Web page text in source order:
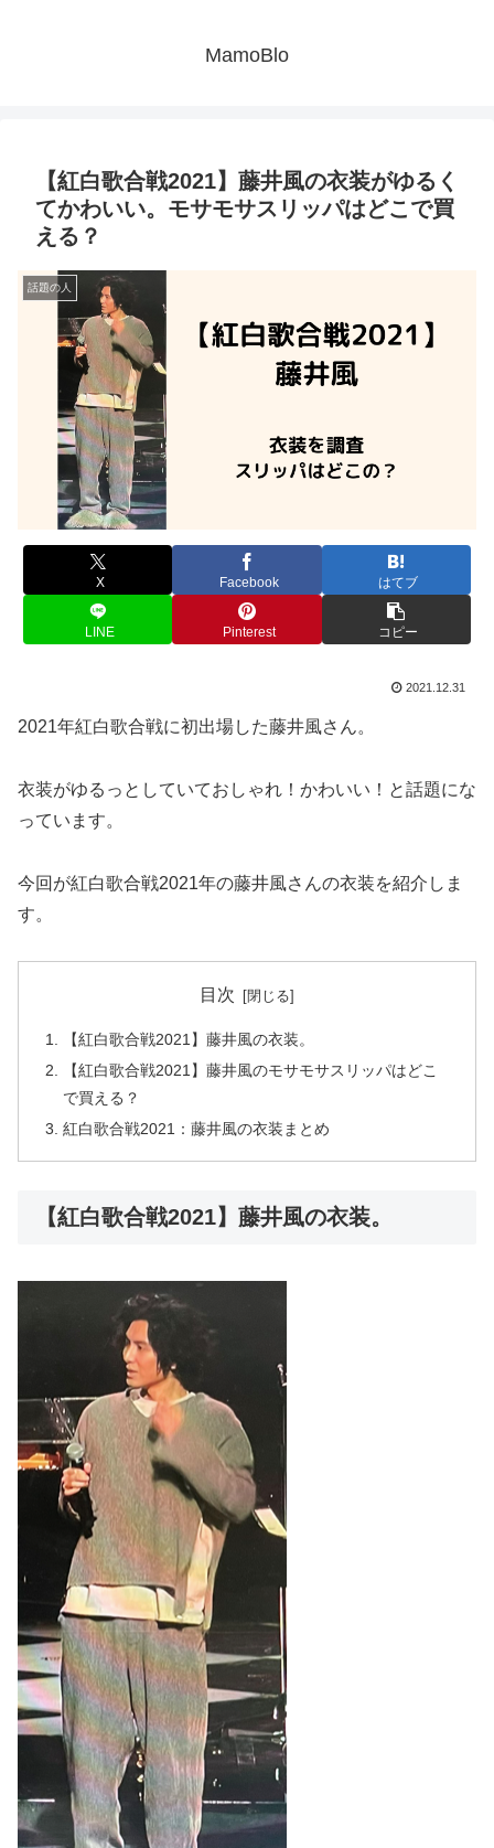
MamoBlo
【紅白歌合戦2021】藤井風の衣装がゆるく
てかわいい。モサモサスリッパはどこで買
える？
話題の人
X Facebook はてブ
LINE Pinterest コピー
2021.12.31
2021年紅白歌合戦に初出場した藤井風さん。
衣装がゆるっとしていておしゃれ！かわいい！と話題にな
っています。
今回が紅白歌合戦2021年の藤井風さんの衣装を紹介しま
す。
目次
【紅白歌合戦2021】藤井風の衣装。
【紅白歌合戦2021】藤井風のモサモサスリッパはどこ
で買える？
紅白歌合戦2021：藤井風の衣装まとめ
【紅白歌合戦2021】藤井風の衣装。